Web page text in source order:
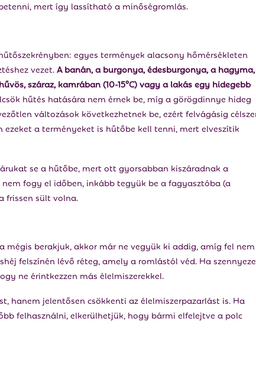
mert így lassítható a minőségromlás.
egyes termények alacsony hőmérsékleten
vezet.A banán, a burgonya, édesburgonya, a hagyma,
száraz, kamrában (10-15°C) vagy a lakás egy hidegebb
hűtés hatására nem érnek be, míg a görögdinnye hideg
változások következhetnek be, ezért felvágásig
a terményeket is hűtőbe kell tenni, mert elveszítik
se a hűtőbe, mert ott gyorsabban kiszáradnak a
fogy el időben, inkább tegyük be a fagyasztóba (a
frissen sült volna.
mégis berakjuk, akkor már ne vegyük ki addig, amíg fel nem
felszínén lévő réteg, amely a romlástól véd. Ha
ne érintkezzen más élelmiszerekkel.
jelentősen csökkenti az élelmiszerpazarlást is. Ha
felhasználni, elkerülhetjük, hogy bármi elfelejtve a polc